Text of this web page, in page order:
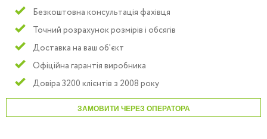
Безкоштовна консультація фахівця
Точний розрахунок розмірів і обсягів
Доставка на ваш об'єкт
Офіційна гарантія виробника
Довіра 3200 клієнтів з 2008 року
ЗАМОВИТИ ЧЕРЕЗ ОПЕРАТОРА